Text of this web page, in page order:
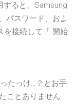
すると、Samsung
パスワード、およ
を接続して「 開始
たっけ…？とお手
ことありません